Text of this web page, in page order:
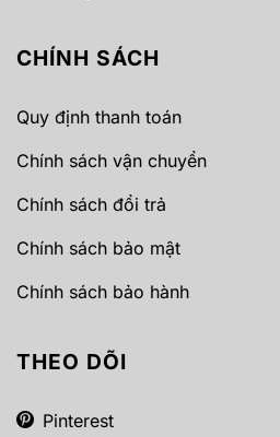
CHÍNH SÁCH
Quy định thanh toán
Chính sách vận chuyển
Chính sách đổi trả
Chính sách bảo mật
Chính sách bảo hành
THEO DÕI
Pinterest